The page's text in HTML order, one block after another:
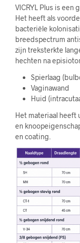
VICRYL Plus is een
Het heeft als
bacteriële
breedspectrum
zijn treksterkte
hechten na
Spierlaag
Vaginawand
Huid
Het materiaal
en
en coating.